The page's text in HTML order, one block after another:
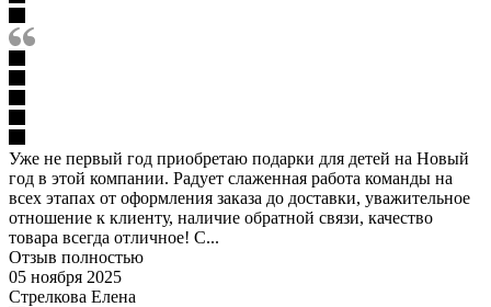
Уже не первый год приобретаю подарки для детей на Новый
год в этой компании. Радует слаженная работа команды на
всех этапах от оформления заказа до доставки, уважительное
отношение к клиенту, наличие обратной связи, качество
товара всегда отличное! С...
Отзыв полностью
05 ноября 2025
Стрелкова Елена